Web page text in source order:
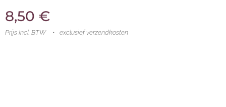
8,50 €
Prijs Incl. BTW exclusief verzendkosten